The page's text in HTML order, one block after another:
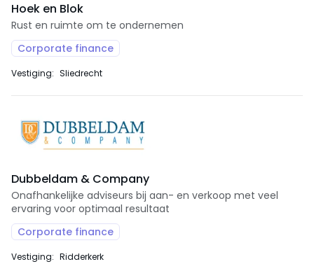
Hoek en Blok
Rust en ruimte om te ondernemen
Corporate finance
Vestiging: Sliedrecht
Dubbeldam & Company
Onafhankelijke adviseurs bij aan- en verkoop met veel
ervaring voor optimaal resultaat
Corporate finance
Vestiging: Ridderkerk